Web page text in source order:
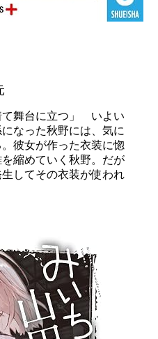
て舞台に立つ」 いよい
なった秋野には、気に
彼女が作った衣装に惚
縮めていく秋野。だが
してその衣装が使われ